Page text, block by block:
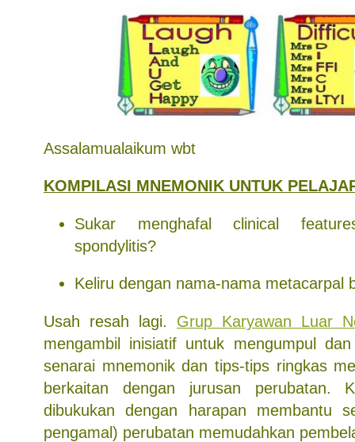
Assalamualaikum wbt
KOMPILASI MNEMONIK UNTUK
Sukar menghafal clinical
spondylitis?
Keliru dengan nama-nama metacarpal
Usah resah lagi. Grup Karyawan Luar
mengambil inisiatif untuk mengumpul dan
senarai mnemonik dan tips-tips ringkas
berkaitan dengan jurusan perubatan.
dibukukan dengan harapan membantu
pengamal) perubatan memudahkan